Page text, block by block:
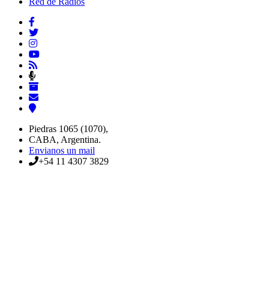
Piedras 1065 (1070),
CABA, Argentina.
Envianos un mail
+54 11 4307 3829